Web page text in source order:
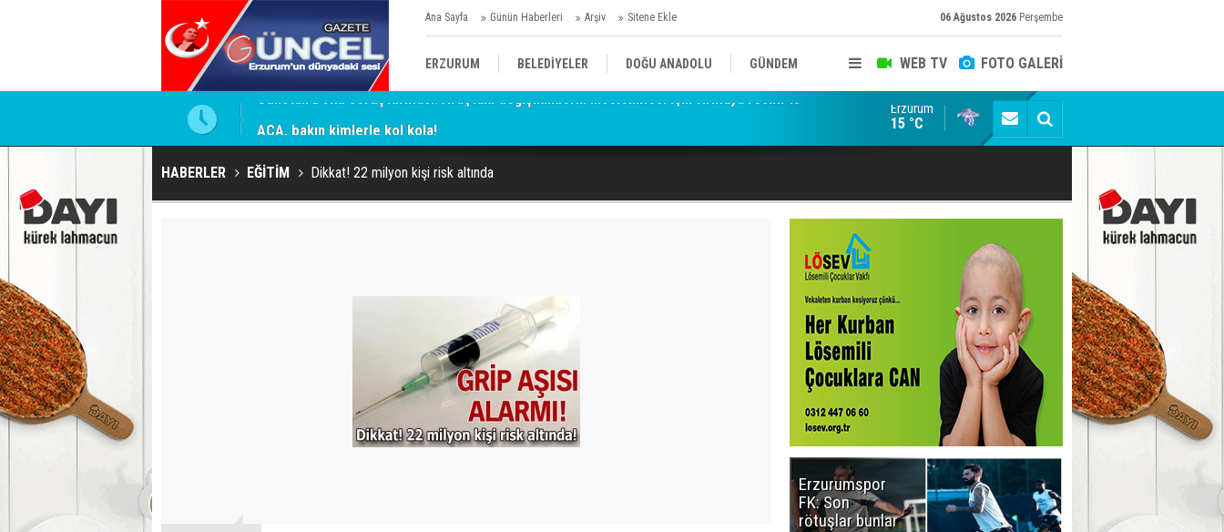
Ana Sayfa Günün Haberleri Arşiv Sitene Ekle 06 Ağustos 2026 Perşembe
WEB TV FOTO GALERİ
ERZURUM BELEDİYELER DOĞU ANADOLU GÜNDEM
KÜLTÜR/SANAT//MAĞAZİN
için firmaya resmi talimat Erzurumspor FK: Son rötuşlar bunlar
Erzurum
15 °C
HABERLER EĞİTİM Dikkat! 22 milyon kişi risk altında
Erzurumspor
FK: Son
rötuşlar bunlar